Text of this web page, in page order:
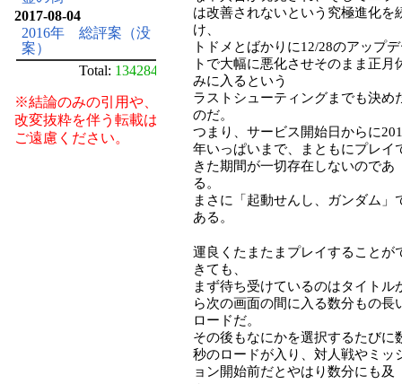
2017-08-04
2016年 総評案（没
案）
Total: 134284
※結論のみの引用や、
改変抜粋を伴う転載は
ご遠慮ください。
は改善されないという究極進化を
け、
トドメとばかりに12/28のアップ
トで大幅に悪化させそのまま正月
みに入るという
ラストシューティングまでも決め
のだ。
つまり、サービス開始日からに
年いっぱいまで、まともにプレイ
きた期間が一切存在しないのであ
る。
まさに「起動せんし、ガンダム」
ある。
運良くたまたまプレイすることが
きても、
まず待ち受けているのはタイトル
ら次の画面の間に入る数分もの長
ロードだ。
その後もなにかを選択するたびに
秒のロードが入り、対人戦やミッ
ョン開始前だとやはり数分にも及